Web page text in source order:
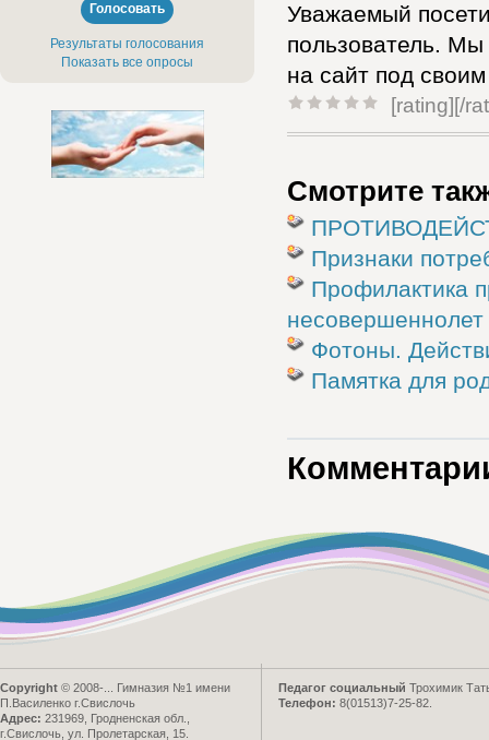
Уважаемый
пользователь.
на сайт под
[rating] [/
Смотрите
Признаки
Профилактика
несовершеннолет
Фотоны.
Памятка для
Результаты голосования
Показать все опросы
Copyright © 2008-... Гимназия №1 имени
П.Василенко г.Свислочь
Адрес: 231969, Гродненская обл.,
г.Свислочь, ул. Пролетарская, 15.
Педагог социальный Трохимик
Телефон: 8(01513)7-25-82.